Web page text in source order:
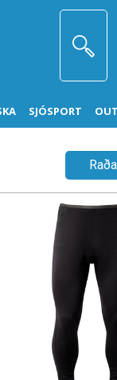
SJÓSPORT